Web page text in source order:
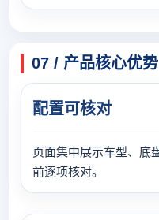
07 / 产品核心优势
配置可核对
页面集中展示车型、底
前逐项核对。